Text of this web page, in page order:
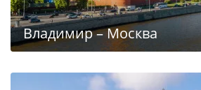
Владимир – Москва